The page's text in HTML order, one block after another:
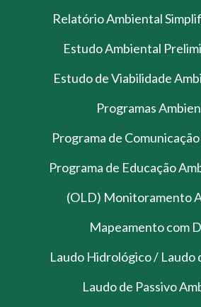
Relatório Ambiental
Estudo Ambiental
Estudo de Viabilidade
Programas
Programa de Comunicação
Programa de Educação
(OLD) Monitoramento
Mapeamento com
Laudo Hidrológico / Laudo
Laudo de Passivo